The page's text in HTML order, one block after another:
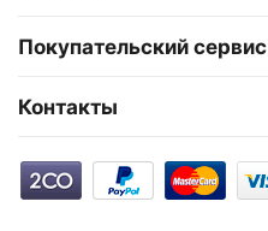
Покупательский сервис
Контакты